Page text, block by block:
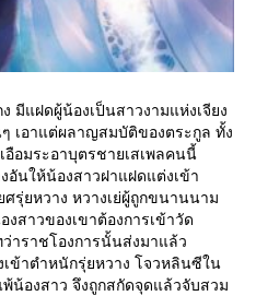
มีแฝดผู้น้องเป็นสาวงามแห่งเจียง
เอาแต่ผลาญสมบัติของตระกูล ทั้ง
อมระอาบุตรชายเสเพลคนนี้
นให้น้องสาวฝาแฝดแต่งเข้า
ศรุ่ยหวาง หวางเย่ผู้ถูกขนานนาม
สาวของเขาต้องการเข้าวัด
าราชโองการนั้นส่งมาแล้ว
เข้าตำหนักรุ่ยหวาง โจวหลินซีใน
น้องสาว จึงถูกสกัดจุดแล้วจับสวม